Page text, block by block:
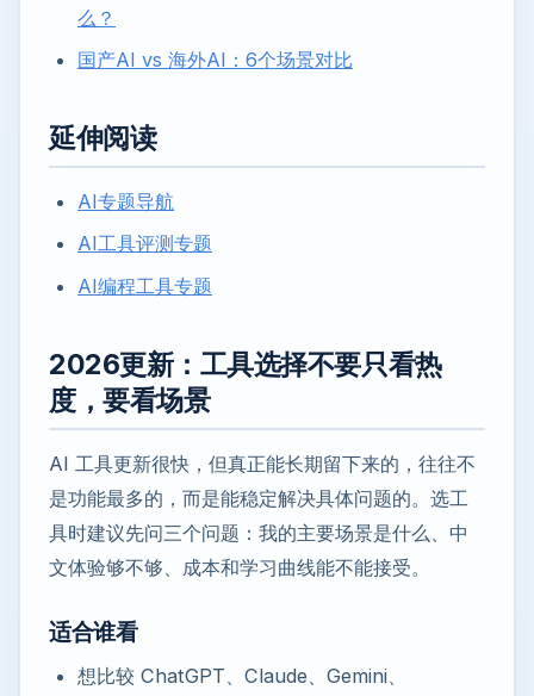
么？
国产AI vs 海外AI：6个场景对比
延伸阅读
AI专题导航
AI工具评测专题
AI编程工具专题
2026更新：工具选择不要只看热
度，要看场景
AI 工具更新很快，但真正能长期留下来的，往往不
是功能最多的，而是能稳定解决具体问题的。选工
具时建议先问三个问题：我的主要场景是什么、中
文体验够不够、成本和学习曲线能不能接受。
适合谁看
想比较 ChatGPT、Claude、Gemini、